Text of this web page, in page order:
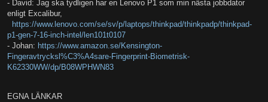
- David: Jag ska tydligen har en Lenovo P1 som min nästa jobbdator
enligt Excalibur,
https://www.lenovo.com/se/sv/p/laptops/thinkpad/thinkpadp/thinkpad-
p1-gen-7-16-inch-intel/len101t0107
- Johan: https://www.amazon.se/Kensington-
Fingeravtrycksl%C3%A4sare-Fingerprint-Biometrisk-
K62330WW/dp/B08WPHWN83
EGNA LÄNKAR